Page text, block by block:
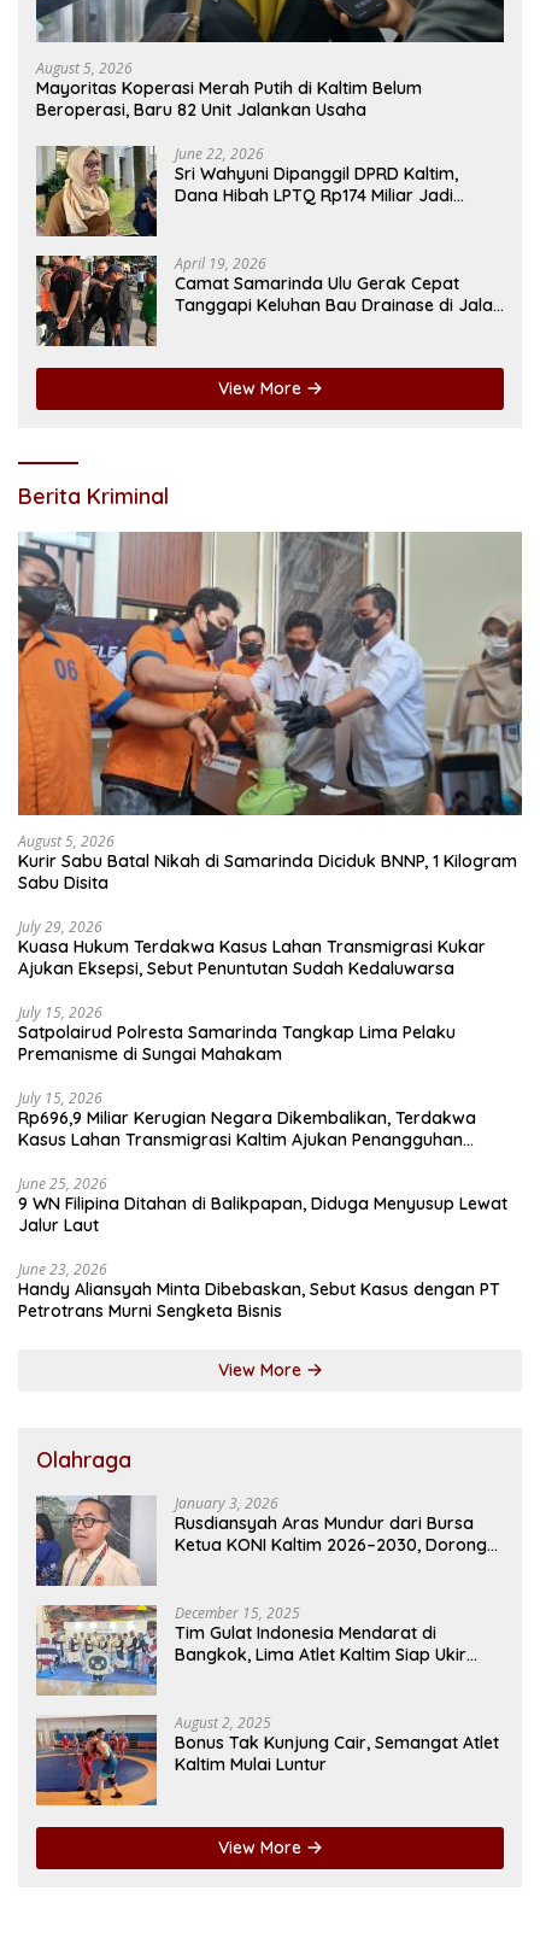
August 5, 2026
Mayoritas Koperasi Merah Putih di Kaltim Belum
Beroperasi, Baru 82 Unit Jalankan Usaha
June 22, 2026
Sri Wahyuni Dipanggil DPRD Kaltim,
Dana Hibah LPTQ Rp174 Miliar Jadi
April 19, 2026
Camat Samarinda Ulu Gerak Cepat
Tanggapi Keluhan Bau Drainase di Jalan
View More
Berita Kriminal
August 5, 2026
Kurir Sabu Batal Nikah di Samarinda Diciduk BNNP, 1 Kilogram
Sabu Disita
July 29, 2026
Kuasa Hukum Terdakwa Kasus Lahan Transmigrasi Kukar
Ajukan Eksepsi, Sebut Penuntutan Sudah Kedaluwarsa
July 15, 2026
Satpolairud Polresta Samarinda Tangkap Lima Pelaku
Premanisme di Sungai Mahakam
July 15, 2026
Rp696,9 Miliar Kerugian Negara Dikembalikan, Terdakwa
Kasus Lahan Transmigrasi Kaltim Ajukan Penangguhan
June 25, 2026
9 WN Filipina Ditahan di Balikpapan, Diduga Menyusup Lewat
Jalur Laut
June 23, 2026
Handy Aliansyah Minta Dibebaskan, Sebut Kasus dengan PT
Petrotrans Murni Sengketa Bisnis
View More
Olahraga
January 3, 2026
Rusdiansyah Aras Mundur dari Bursa
Ketua KONI Kaltim 2026–2030, Dorong
December 15, 2025
Tim Gulat Indonesia Mendarat di
Bangkok, Lima Atlet Kaltim Siap Ukir
August 2, 2025
Bonus Tak Kunjung Cair, Semangat Atlet
Kaltim Mulai Luntur
View More